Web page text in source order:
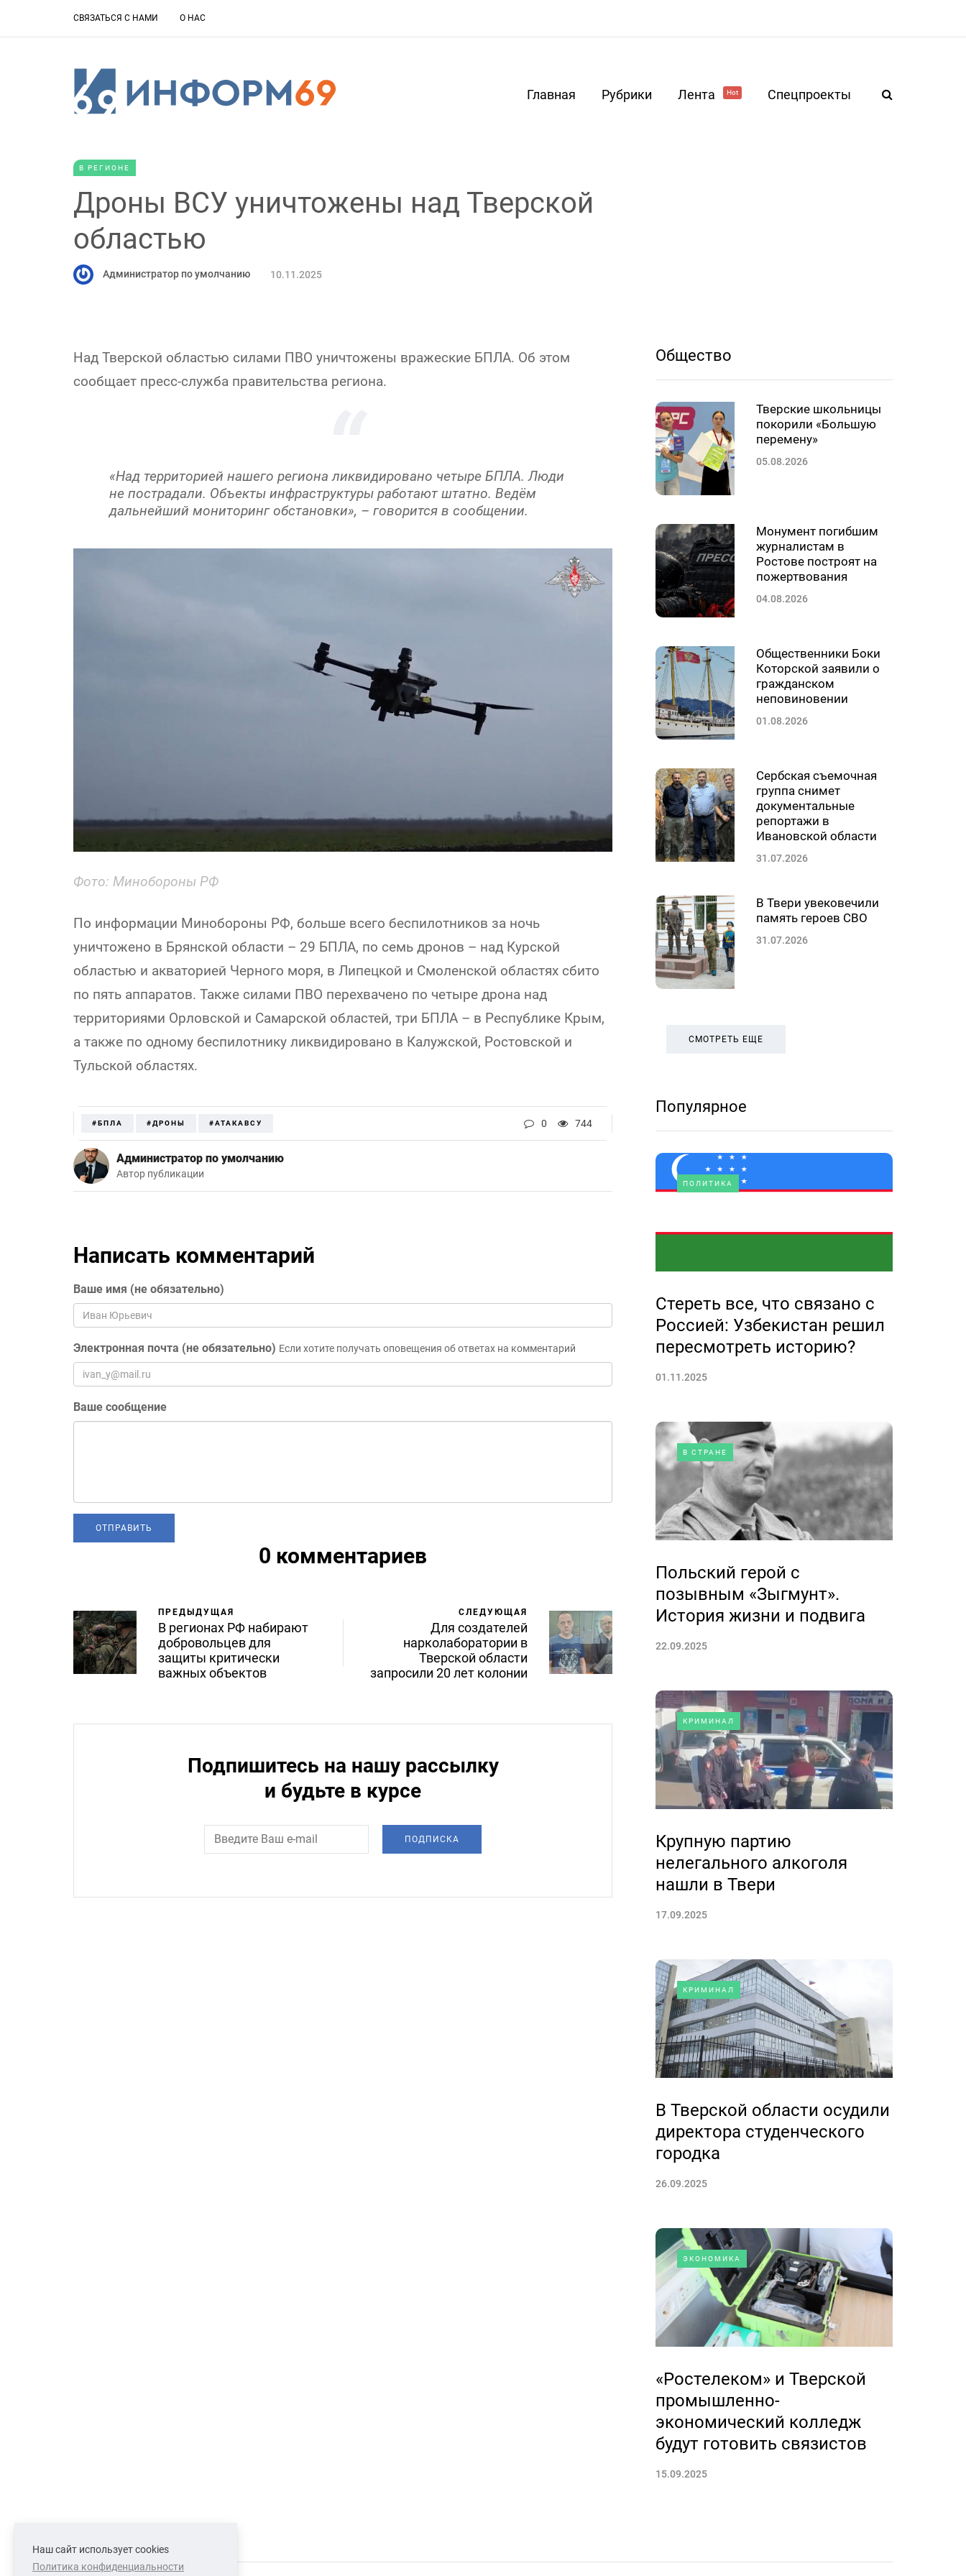
СВЯЗАТЬСЯ С НАМИ О НАС
Главная Рубрики Лента Hot Спецпроекты
В РЕГИОНЕ
Дроны ВСУ уничтожены над Тверской
областью
Администратор по умолчанию 10.11.2025
Над Тверской областью силами ПВО уничтожены вражеские БПЛА. Об этом
сообщает пресс-служба правительства региона.
«Над территорией нашего региона ликвидировано четыре БПЛА. Люди
не пострадали. Объекты инфраструктуры работают штатно. Ведём
дальнейший мониторинг обстановки», – говорится в сообщении.
Фото: Минобороны РФ
По информации Минобороны РФ, больше всего беспилотников за ночь
уничтожено в Брянской области – 29 БПЛА, по семь дронов – над Курской
областью и акваторией Черного моря, в Липецкой и Смоленской областях сбито
по пять аппаратов. Также силами ПВО перехвачено по четыре дрона над
территориями Орловской и Самарской областей, три БПЛА – в Республике Крым,
а также по одному беспилотнику ликвидировано в Калужской, Ростовской и
Тульской областях.
#БПЛА #ДРОНЫ #АТАКАВСУ 0 744
Администратор по умолчанию
Автор публикации
Написать комментарий
Ваше имя (не обязательно)
Электронная почта (не обязательно) Если хотите получать оповещения об ответах на комментарий
Ваше сообщение
0 комментариев
ПРЕДЫДУЩАЯ
В регионах РФ набирают
добровольцев для
защиты критически
важных объектов
СЛЕДУЮЩАЯ
Для создателей
нарколаборатории в
Тверской области
запросили 20 лет колонии
Подпишитесь на нашу рассылку
и будьте в курсе
ПОДПИСКА
Общество
Тверские школьницы
покорили «Большую
перемену»
05.08.2026
Монумент погибшим
журналистам в
Ростове построят на
пожертвования
04.08.2026
Общественники Боки
Которской заявили о
гражданском
неповиновении
01.08.2026
Сербская съемочная
группа снимет
документальные
репортажи в
Ивановской области
31.07.2026
В Твери увековечили
память героев СВО
31.07.2026
СМОТРЕТЬ ЕЩЕ
Популярное
ПОЛИТИКА
Стереть все, что связано с
Россией: Узбекистан решил
пересмотреть историю?
01.11.2025
В СТРАНЕ
Польский герой с
позывным «Зыгмунт».
История жизни и подвига
22.09.2025
КРИМИНАЛ
Крупную партию
нелегального алкоголя
нашли в Твери
17.09.2025
КРИМИНАЛ
В Тверской области осудили
директора студенческого
городка
26.09.2025
ЭКОНОМИКА
«Ростелеком» и Тверской
промышленно-
экономический колледж
будут готовить связистов
15.09.2025
Наш сайт использует cookies
Политика конфиденциальности